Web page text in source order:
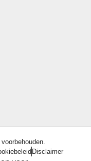
Disclaimer